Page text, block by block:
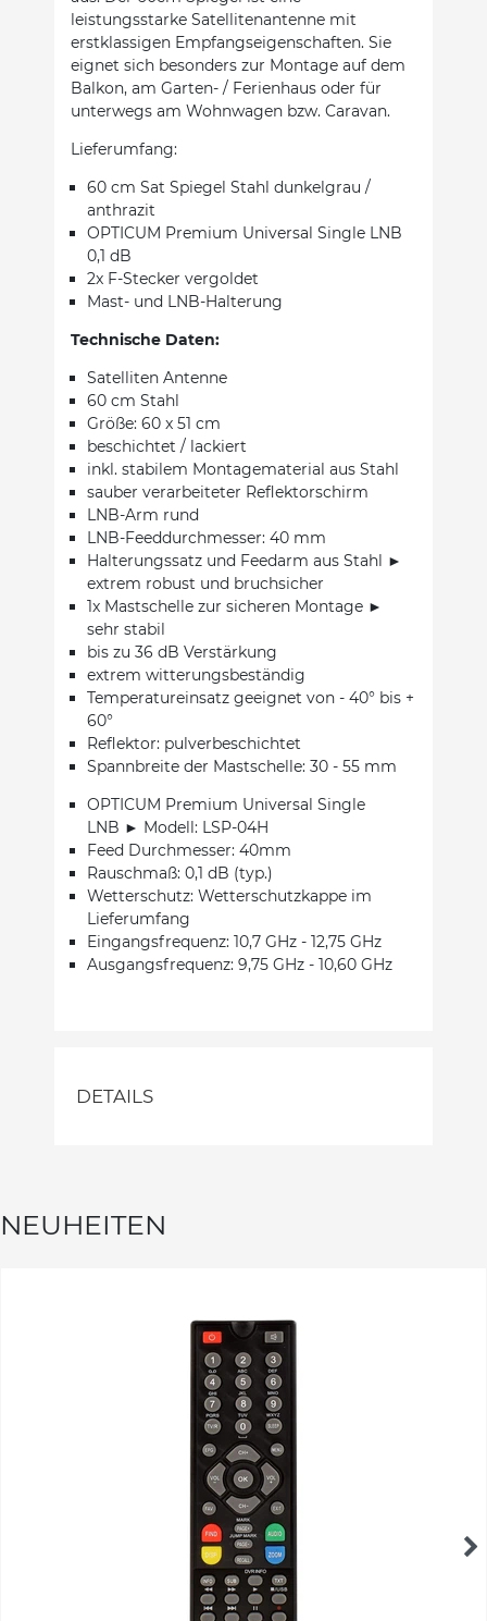
leistungsstarke Satellitenantenne mit
erstklassigen Empfangseigenschaften. Sie
eignet sich besonders zur Montage auf dem
Balkon, am Garten- / Ferienhaus oder für
unterwegs am Wohnwagen bzw. Caravan.
Lieferumfang:
60 cm Sat Spiegel Stahl dunkelgrau /
anthrazit
OPTICUM Premium Universal Single LNB
0,1 dB
2x F-Stecker vergoldet
Mast- und LNB-Halterung
Technische Daten:
Satelliten Antenne
60 cm Stahl
Größe: 60 x 51 cm
beschichtet / lackiert
inkl. stabilem Montagematerial aus Stahl
sauber verarbeiteter Reflektorschirm
LNB-Arm rund
LNB-Feeddurchmesser: 40 mm
Halterungssatz und Feedarm aus Stahl ►
extrem robust und bruchsicher
1x Mastschelle zur sicheren Montage ►
sehr stabil
bis zu 36 dB Verstärkung
extrem witterungsbeständig
Temperatureinsatz geeignet von - 40° bis +
60°
Reflektor: pulverbeschichtet
Spannbreite der Mastschelle: 30 - 55 mm
OPTICUM Premium Universal Single
LNB ► Modell: LSP-04H
Feed Durchmesser: 40mm
Rauschmaß: 0,1 dB (typ.)
Wetterschutz: Wetterschutzkappe im
Lieferumfang
Eingangsfrequenz: 10,7 GHz - 12,75 GHz
Ausgangsfrequenz: 9,75 GHz - 10,60 GHz
DETAILS
NEUHEITEN